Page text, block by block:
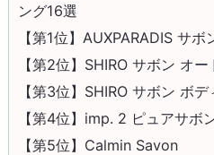
ング16選
【第1位】AUXPARADIS サ
【第2位】SHIRO サボン オ
【第3位】SHIRO サボン ボデ
【第4位】imp. 2 ピュアサボ
【第5位】Calmin Savon